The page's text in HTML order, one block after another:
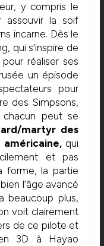
y compris le
la soif
incarne. Dès le
qui s’inspire de
réaliser ses
un épisode
pour
des Simpsons,
chacun peut se
martyr des
qui
et pas
forme, la partie
l’âge avancé
beaucoup plus,
voit clairement
de ce pilote et
3D à Hayao